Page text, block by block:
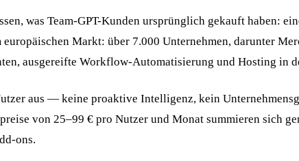
was Team-GPT-Kunden ursprünglich gekauft haben:
Markt: über 7.000 Unternehmen, darunter
ausgereifte Workflow-Automatisierung und Hosting in
aus — keine proaktive Intelligenz, kein
von 25–99 € pro Nutzer und Monat summieren sich
ons.